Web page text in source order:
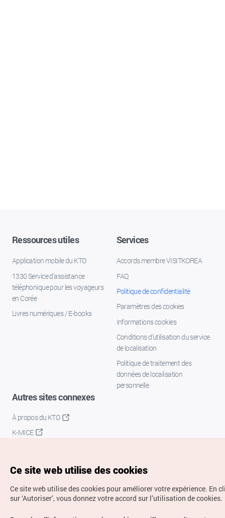
Ressources utiles
Application mobile du KTO
1330 Service d'assistance
téléphonique pour les voyageurs
en Corée
Livres numériques / E-books
Services
Accords membre VISITKOREA
FAQ
Politique de confidentialité
Paramètres des cookies
Informations cookies
Conditions d’utilisation du service
de localisation
Politique de traitement des
données de localisation
personnelle
Autres sites connexes
À propos du KTO
K-MICE
Droits d’auteur (c) Office National du Tourisme en Corée.
Ce site web utilise des cookies
Ce site web utilise des cookies pour améliorer votre expérience. En
sur ‘Autoriser’, vous donnez votre accord sur l’utilisation de cookies.